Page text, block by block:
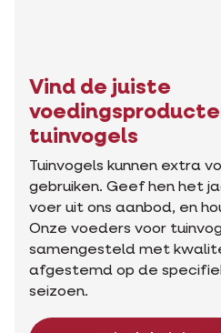
Vind de juiste
tuinvogels
Tuinvogels kunnen extra
gebruiken. Geef hen het
voer uit ons aanbod, en
Onze voeders voor
samengesteld met
afgestemd op de
seizoen.